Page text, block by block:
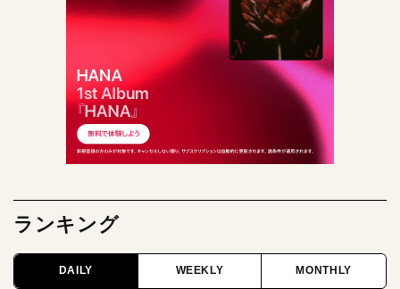
ランキング
DAILY WEEKLY MONTHLY